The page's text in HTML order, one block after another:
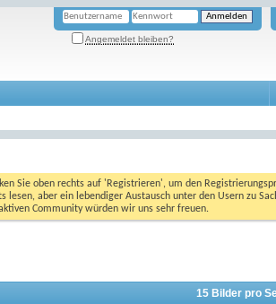
Angemeldet bleiben?
Sie oben rechts auf 'Registrieren', um den
lesen, aber ein lebendiger Austausch unter den Usern zu
Community würden wir uns sehr freuen.
15 Bilder pro